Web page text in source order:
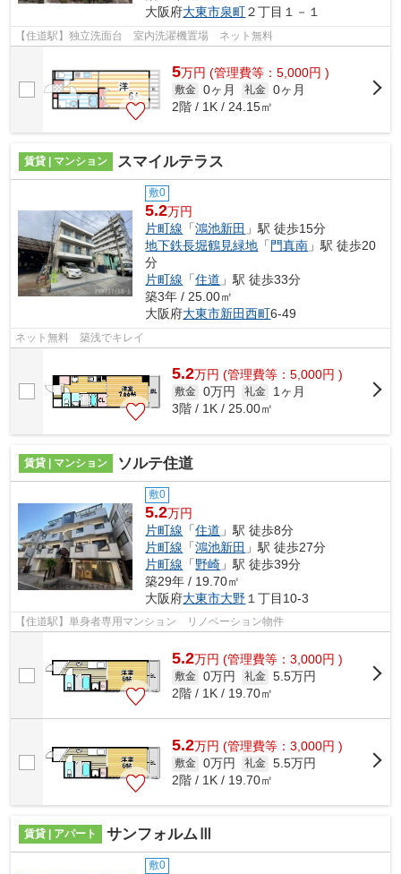
大阪府大東市泉町２丁目１－１
【住道駅】独立洗面台 室内洗濯機置場 ネット無料
5万円 (管理費等：5,000円 )
敷金 0ヶ月 礼金 0ヶ月
2階 / 1K / 24.15㎡
賃貸 | マンション スマイルテラス
敷0
5.2万円
片町線 「鴻池新田 」駅 徒歩15分
地下鉄長堀鶴見緑地 「 門真南 」駅 徒歩20
分
片町線 「住道 」駅 徒歩33分
築3年 / 25.00㎡
大阪府大東市新田西町6-49
ネット無料 築浅でキレイ
5.2万円 (管理費等：5,000円 )
敷金 0万円 礼金
1ヶ月
3階 / 1K / 25.00㎡
賃貸 | マンション ソルテ住道
敷0
5.2万円
片町線 「住道 」駅 徒歩8分
片町線 「鴻池新田 」駅 徒歩27分
片町線 「野崎 」駅 徒歩39分
築29年 / 19.70㎡
大阪府大東市大野 １丁目10-3
【住道駅】単身者専用マンション リノベーション物件
5.2万円 (管理費等：3,000円 )
敷金 0万円 礼金 5.5万円
2階 / 1K / 19.70㎡
5.2万円 (管理費等：3,000円 )
敷金 0万円 礼金 5.5万円
2階 / 1K / 19.70㎡
賃貸 | アパート サンフォルムⅢ
敷0